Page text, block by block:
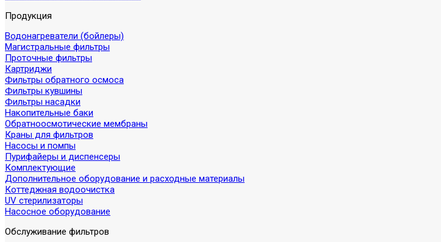
Продукция
Водонагреватели (бойлеры)
Магистральные фильтры
Проточные фильтры
Картриджи
Фильтры обратного осмоса
Фильтры кувшины
Фильтры насадки
Накопительные баки
Обратноосмотические мембраны
Краны для фильтров
Насосы и помпы
Пурифайеры и диспенсеры
Комплектующие
Дополнительное оборудование и расходные материалы
Коттеджная водоочистка
UV стерилизаторы
Насосное оборудование
Обслуживание фильтров